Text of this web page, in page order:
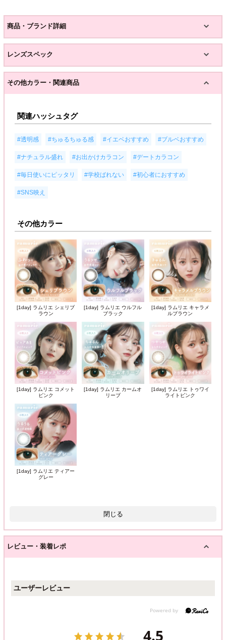
商品・ブランド詳細
レンズスペック
その他カラー・関連商品
関連ハッシュタグ
#透明感 #ちゅるちゅる感 #イエベおすすめ #ブルベおすすめ
#ナチュラル盛れ #お出かけカラコン #デートカラコン
#毎日使いにピッタリ #学校ばれない #初心者におすすめ
#SNS映え
その他カラー
[1day] ラムリエ シェリブ
ラウン
[1day] ラムリエ ウルフル
ブラック
[1day] ラムリエ キャラメ
ルブラウン
[1day] ラムリエ コメット
ピンク
[1day] ラムリエ カームオ
リーブ
[1day] ラムリエ トゥワイ
ライトピンク
[1day] ラムリエ ティアー
グレー
閉じる
レビュー・装着レポ
ユーザーレビュー
4.5